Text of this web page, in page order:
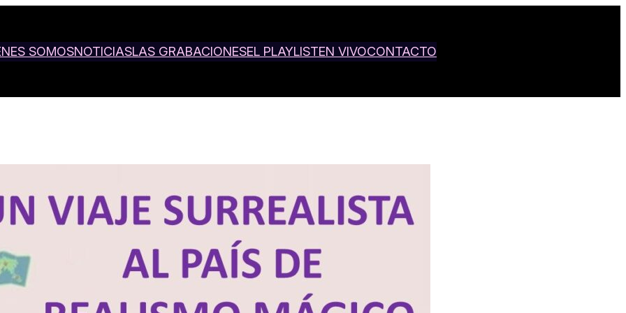
SOMOSNOTICIASLAS GRABACIONESEL PLAYLISTEN VIVOCONTACTO